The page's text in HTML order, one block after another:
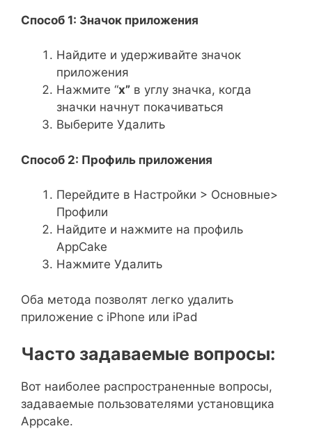
Способ 1: Значок приложения
Найдите и удерживайте значок
приложения
Нажмите “x” в углу значка, когда
значки начнут покачиваться
Выберите Удалить
Способ 2: Профиль приложения
Перейдите в Настройки > Основные>
Профили
Найдите и нажмите на профиль
AppCake
Нажмите Удалить
Оба метода позволят легко удалить
приложение с iPhone или iPad
Часто задаваемые вопросы:
Вот наиболее распространенные вопросы,
задаваемые пользователями установщика
Appcake.